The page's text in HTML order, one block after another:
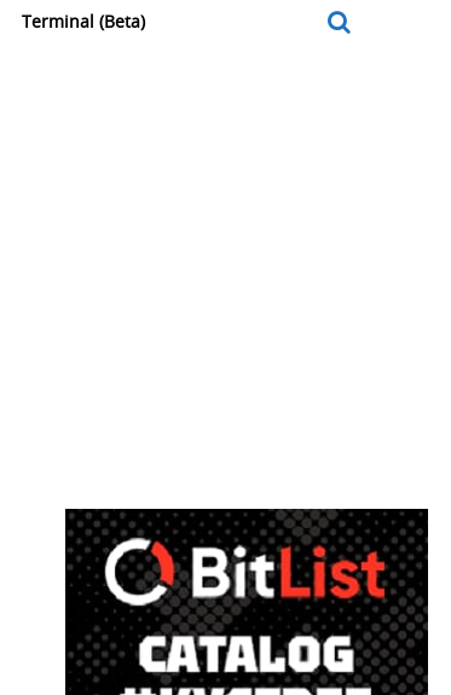
Terminal (Beta)